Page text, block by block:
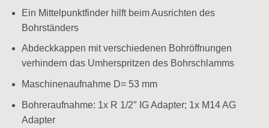
Ein Mittelpunktfinder hilft beim Ausrichten des
Bohrständers
Abdeckkappen mit verschiedenen Bohröffnungen
verhindern das Umherspritzen des Bohrschlamms
Maschinenaufnahme D= 53 mm
Bohreraufnahme: 1x R 1/2″ IG Adapter; 1x M14 AG
Adapter